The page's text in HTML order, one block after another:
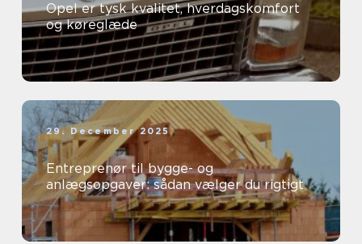
Opel er tysk kvalitet, hverdagskomfort
og køreglæde
29. December 2025
Entreprenør til bygge- og
anlægsopgaver: sådan vælger du rigtigt